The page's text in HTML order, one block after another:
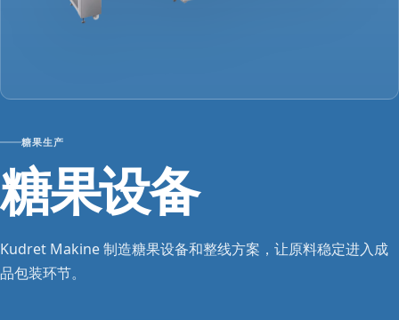
糖果生产
糖果设备
Kudret Makine 制造糖果设备和整线方案，让原料稳定进入成
品包装环节。